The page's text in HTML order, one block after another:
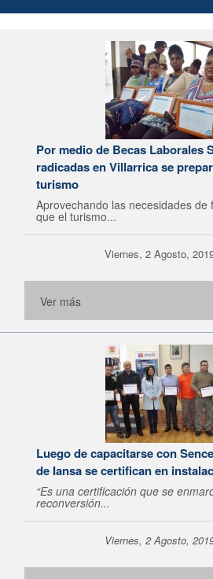
Por medio de Becas Laborales
radicadas en Villarrica se
turismo
Aprovechando las necesidades de
que el turismo...
Viernes, 2 Agosto,
Ver más
Luego de capacitarse con
de Iansa se certifican en
“Es una certificación que se
reconversión...
Viernes, 2 Agosto,